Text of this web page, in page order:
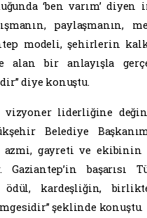
‘ben varım’ diyen
paylaşmanın,
modeli, şehirlerin
alan bir anlayışla
diye konuştu.
vizyoner liderliğine
Belediye
azmi, gayreti ve ekibinin
başarısı
ödül, kardeşliğin,
şeklinde konuştu.